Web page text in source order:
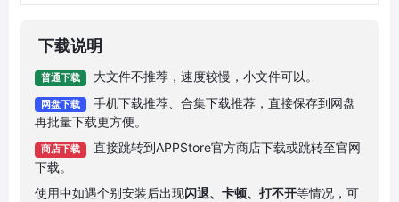
下载说明
普通下载 大文件不推荐，速度较慢，小文件可以。
网盘下载
手机下载推荐、合集下载推荐，直接保存到网盘
再批量下载更方便。
商店下载
直接跳转到APPStore官方商店下载或跳转至官网
下载。
使用中如遇个别安装后出现闪退、卡顿、打不开等情况，可